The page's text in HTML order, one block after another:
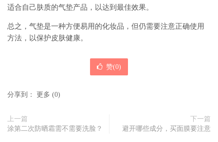
适合自己肤质的气垫产品，以达到最佳效果。
总之，气垫是一种方便易用的化妆品，但仍需要注意正确使用
方法，以保护皮肤健康。
赞(0)
分享到： 更多 (0)
上一篇
涂第二次防晒霜需不需要洗脸？
下一篇
避开哪些成分，买面膜要注意